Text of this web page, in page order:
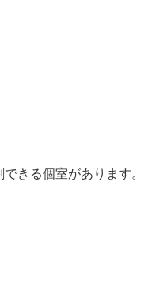
きる個室があります。